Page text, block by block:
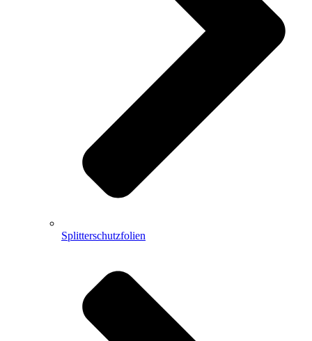
Splitterschutzfolien